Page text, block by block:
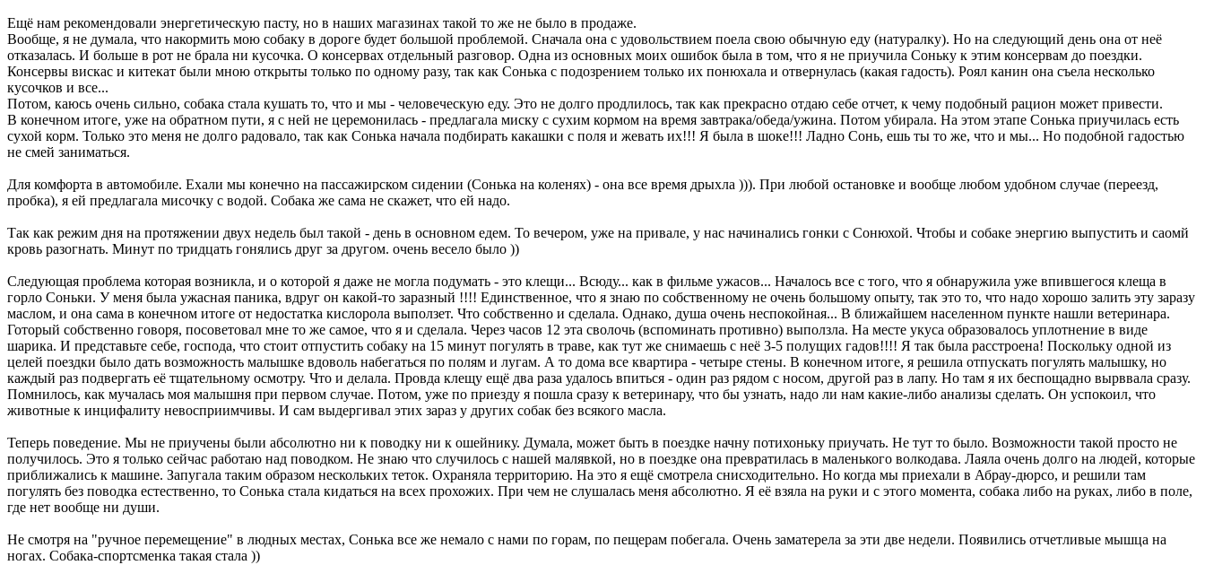
Ещё нам рекомендовали энергетическую пасту, но в наших магазинах такой то же не было в продаже.
Вообще, я не думала, что накормить мою собаку в дороге будет большой проблемой. Сначала она с удовольствием поела свою обычную еду (натуралку). Но на следующий день она от неё
отказалась. И больше в рот не брала ни кусочка. О консервах отдельный разговор. Одна из основных моих ошибок была в том, что я не приучила Соньку к этим консервам до поездки.
Консервы вискас и китекат были мною открыты только по одному разу, так как Сонька с подозрением только их понюхала и отвернулась (какая гадость). Роял канин она съела несколько
кусочков и все...
Потом, каюсь очень сильно, собака стала кушать то, что и мы - человеческую еду. Это не долго продлилось, так как прекрасно отдаю себе отчет, к чему подобный рацион может привести.
В конечном итоге, уже на обратном пути, я с ней не церемонилась - предлагала миску с сухим кормом на время завтрака/обеда/ужина. Потом убирала. На этом этапе Сонька приучилась есть
сухой корм. Только это меня не долго радовало, так как Сонька начала подбирать какашки с поля и жевать их!!! Я была в шоке!!! Ладно Сонь, ешь ты то же, что и мы... Но подобной гадостью
не смей заниматься.
Для комфорта в автомобиле. Ехали мы конечно на пассажирском сидении (Сонька на коленях) - она все время дрыхла ))). При любой остановке и вообще любом удобном случае (переезд,
пробка), я ей предлагала мисочку с водой. Собака же сама не скажет, что ей надо.
Так как режим дня на протяжении двух недель был такой - день в основном едем. То вечером, уже на привале, у нас начинались гонки с Сонюхой. Чтобы и собаке энергию выпустить и саомй
кровь разогнать. Минут по тридцать гонялись друг за другом. очень весело было ))
Следующая проблема которая возникла, и о которой я даже не могла подумать - это клещи... Всюду... как в фильме ужасов... Началось все с того, что я обнаружила уже впившегося клеща в
горло Соньки. У меня была ужасная паника, вдруг он какой-то заразный !!!! Единственное, что я знаю по собственному не очень большому опыту, так это то, что надо хорошо залить эту заразу
маслом, и она сама в конечном итоге от недостатка кислорола выползет. Что собственно и сделала. Однако, душа очень неспокойная... В ближайшем населенном пункте нашли ветеринара.
Готорый собственно говоря, посоветовал мне то же самое, что я и сделала. Через часов 12 эта сволочь (вспоминать противно) выползла. На месте укуса образовалось уплотнение в виде
шарика. И представьте себе, господа, что стоит отпустить собаку на 15 минут погулять в траве, как тут же снимаешь с неё 3-5 полущих гадов!!!! Я так была расстроена! Поскольку одной из
целей поездки было дать возможность малышке вдоволь набегаться по полям и лугам. А то дома все квартира - четыре стены. В конечном итоге, я решила отпускать погулять малышку, но
каждый раз подвергать её тщательному осмотру. Что и делала. Провда клещу ещё два раза удалось впиться - один раз рядом с носом, другой раз в лапу. Но там я их беспощадно вырввала сразу.
Помнилось, как мучалась моя малышня при первом случае. Потом, уже по приезду я пошла сразу к ветеринару, что бы узнать, надо ли нам какие-либо анализы сделать. Он успокоил, что
животные к инцифалиту невосприимчивы. И сам выдергивал этих зараз у других собак без всякого масла.
Теперь поведение. Мы не приучены были абсолютно ни к поводку ни к ошейнику. Думала, может быть в поездке начну потихоньку приучать. Не тут то было. Возможности такой просто не
получилось. Это я только сейчас работаю над поводком. Не знаю что случилось с нашей малявкой, но в поездке она превратилась в маленького волкодава. Лаяла очень долго на людей, которые
приближались к машине. Запугала таким образом нескольких теток. Охраняла территорию. На это я ещё смотрела снисходительно. Но когда мы приехали в Абрау-дюрсо, и решили там
погулять без поводка естественно, то Сонька стала кидаться на всех прохожих. При чем не слушалась меня абсолютно. Я её взяла на руки и с этого момента, собака либо на руках, либо в поле,
где нет вообще ни души.
Не смотря на "ручное перемещение" в людных местах, Сонька все же немало с нами по горам, по пещерам побегала. Очень заматерела за эти две недели. Появились отчетливые мышца на
ногах. Собака-спортсменка такая стала ))